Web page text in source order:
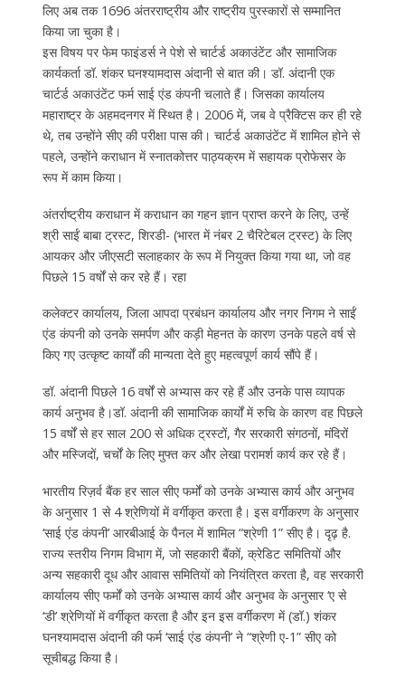
लिए अब तक 1696 अंतरराष्ट्रीय और राष्ट्रीय पुरस्कारों से सम्मानित
किया जा चुका है।
इस विषय पर फेम फाइंडर्स ने पेशे से चार्टर्ड अकाउंटेंट और सामाजिक
कार्यकर्ता डॉ. शंकर घनश्यामदास अंदानी से बात की। डॉ. अंदानी एक
चार्टर्ड अकाउंटेंट फर्म साई एंड कंपनी चलाते हैं। जिसका कार्यालय
महाराष्ट्र के अहमदनगर में स्थित है। 2006 में, जब वे प्रैक्टिस कर ही रहे
थे, तब उन्होंने सीए की परीक्षा पास की। चार्टर्ड अकाउंटेंट में शामिल होने से
पहले, उन्होंने कराधान में स्नातकोत्तर पाठ्यक्रम में सहायक प्रोफेसर के
रूप में काम किया।
अंतर्राष्ट्रीय कराधान में कराधान का गहन ज्ञान प्राप्त करने के लिए, उन्हें
श्री साईं बाबा ट्रस्ट, शिरडी- (भारत में नंबर 2 चैरिटेबल ट्रस्ट) के लिए
आयकर और जीएसटी सलाहकार के रूप में नियुक्त किया गया था, जो वह
पिछले 15 वर्षों से कर रहे हैं। रहा
कलेक्टर कार्यालय, जिला आपदा प्रबंधन कार्यालय और नगर निगम ने साईं
एंड कंपनी को उनके समर्पण और कड़ी मेहनत के कारण उनके पहले वर्ष से
किए गए उत्कृष्ट कार्यों की मान्यता देते हुए महत्वपूर्ण कार्य सौंपे हैं।
डॉ. अंदानी पिछले 16 वर्षों से अभ्यास कर रहे हैं और उनके पास व्यापक
कार्य अनुभव है।डॉ. अंदानी की सामाजिक कार्यों में रुचि के कारण वह पिछले
15 वर्षों से हर साल 200 से अधिक ट्रस्टों, गैर सरकारी संगठनों, मंदिरों
और मस्जिदों, चर्चों के लिए मुफ्त कर और लेखा परामर्श कार्य कर रहे हैं।
भारतीय रिज़र्व बैंक हर साल सीए फर्मों को उनके अभ्यास कार्य और अनुभव
के अनुसार 1 से 4 श्रेणियों में वर्गीकृत करता है। इस वर्गीकरण के अनुसार
‘साई एंड कंपनी’ आरबीआई के पैनल में शामिल “श्रेणी 1” सीए है। दृढ़ है.
राज्य स्तरीय निगम विभाग में, जो सहकारी बैंकों, क्रेडिट समितियों और
अन्य सहकारी दूध और आवास समितियों को नियंत्रित करता है, वह सरकारी
कार्यालय सीए फर्मों को उनके अभ्यास कार्य और अनुभव के अनुसार ‘ए से
‘डी’ श्रेणियों में वर्गीकृत करता है और इन इस वर्गीकरण में (डॉ.) शंकर
घनश्‍यामदास अंदानी की फर्म ‘साई एंड कंपनी’ ने “श्रेणी ए-1” सीए को
सूचीबद्ध किया है।